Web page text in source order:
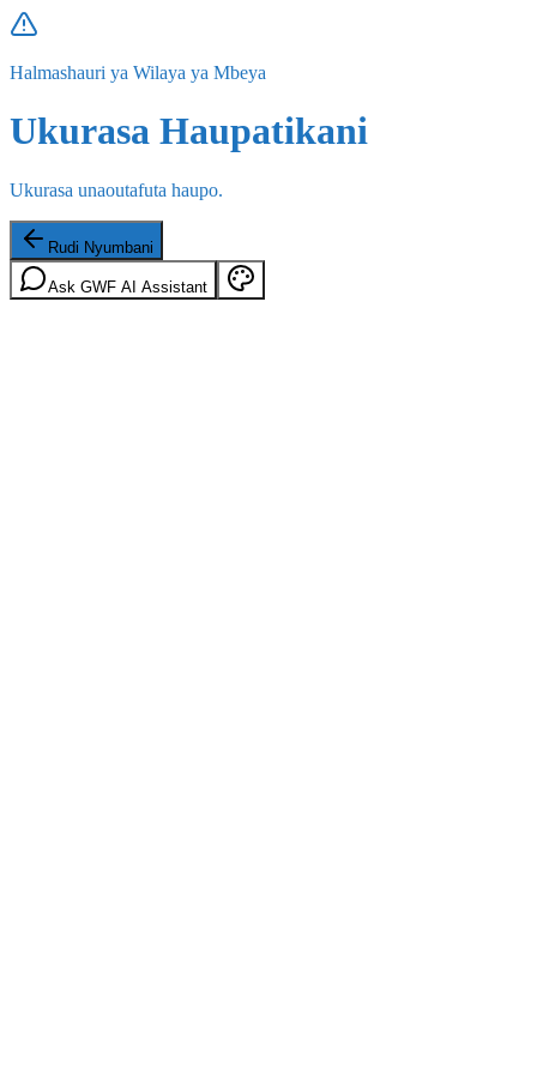
Halmashauri ya Wilaya ya Mbeya
Ukurasa Haupatikani
Ukurasa unaoutafuta haupo.
Rudi Nyumbani
Ask GWF AI Assistant